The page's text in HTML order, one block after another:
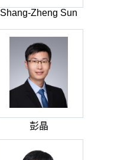
Shang-Zheng Sun
彭晶